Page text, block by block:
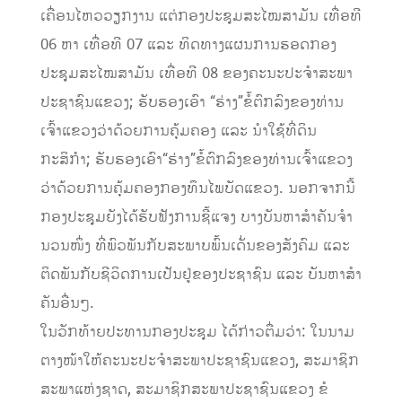
ເຄື່ອນໄຫວວຽກງານ ແຕ່ກອງປະຊຸມສະໄໝສາມັນ ເທື່ອທີ
06 ຫາ ເທື່ອທີ 07 ແລະ ທິດທາງແຜນການຮອດກອງ
ປະຊຸມສະໄໝສາມັນ ເທື່ອທີ 08 ຂອງຄະນະປະຈໍາສະພາ
ປະຊາຊົນແຂວງ; ຮັບຮອງເອົາ “ຮ່າງ”ຂໍ້ຕົກລົງຂອງທ່ານ
ເຈົ້າແຂວງວ່າດ້ວຍການຄຸ້ມຄອງ ແລະ ນຳໃຊ້ທີ່ດິນ
ກະສິກຳ; ຮັບຮອງເອົາ“ຮ່າງ”ຂໍ້ຕົກລົງຂອງທ່ານເຈົ້າແຂວງ
ວ່າດ້ວຍການຄຸ້ມຄອງກອງທຶນໄພບັດແຂວງ. ນອກຈາກນີ້
ກອງປະຊຸມຍັງໄດ້ຮັບຟັງການຊີ້ແຈງ ບາງບັນຫາສໍາຄັນຈໍາ
ນວນໜຶ່ງ ທີ່ພົວພັນກັບສະພາບພົ້ນເດັ່ນຂອງສັງຄົມ ແລະ
ຕິດພັນກັບຊີວິດການເປັນຢູ່ຂອງປະຊາຊົນ ແລະ ບັນຫາສໍາ
ຄັນອື່ນໆ.
ໃນວັກທ້າຍປະທານກອງປະຊຸມ ໄດ້ກ່າວຕື່ມວ່າ: ໃນນາມ
ຕາງໜ້າໃຫ້ຄະນະປະຈໍາສະພາປະຊາຊົນແຂວງ, ສະມາຊິກ
ສະພາແຫ່ງຊາດ, ສະມາຊິກສະພາປະຊາຊົນແຂວງ ຂໍ